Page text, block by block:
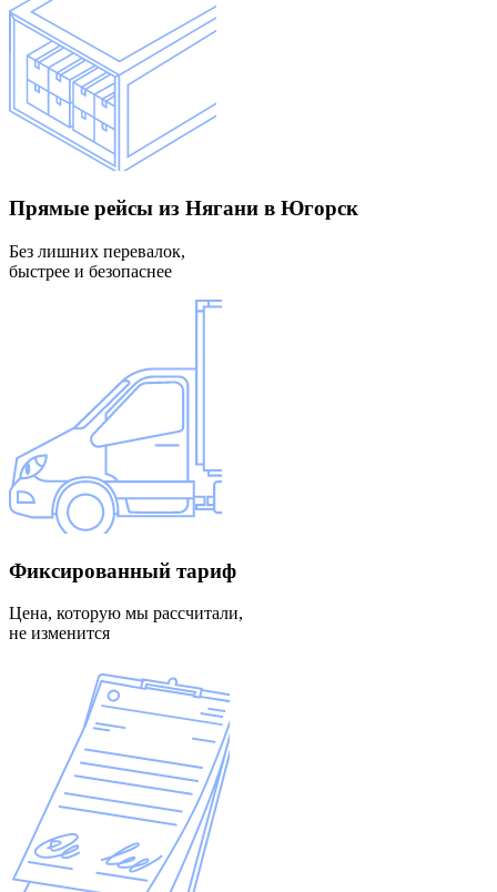
Прямые рейсы из Нягани в Югорск
Без лишних перевалок,
быстрее и безопаснее
Фиксированный тариф
Цена, которую мы рассчитали,
не изменится